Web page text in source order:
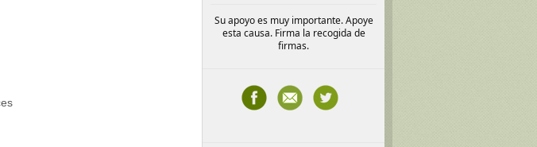
Su apoyo es muy importante. Apoye
esta causa. Firma la recogida de
firmas.